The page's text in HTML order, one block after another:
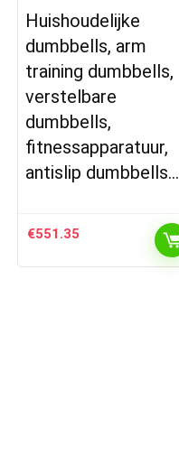
Huishoudelijke
dumbbells, arm
training dumbbells,
verstelbare
dumbbells,
fitnessapparatuur,
antislip dumbbells…
€551.35